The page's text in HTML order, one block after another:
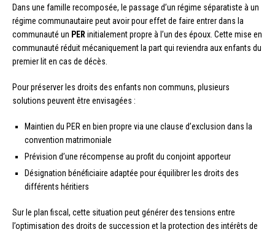
Dans une famille recomposée, le passage d’un régime séparatiste à un
régime communautaire peut avoir pour effet de faire entrer dans la
communauté un PERinitialement propre à l’un des époux. Cette mise en
communauté réduit mécaniquement la part qui reviendra aux enfants du
premier lit en cas de décès.
Pour préserver les droits des enfants non communs, plusieurs
solutions peuvent être envisagées :
Maintien du PER en bien propre via une clause d’exclusion dans la
convention matrimoniale
Prévision d’une récompense au profit du conjoint apporteur
Désignation bénéficiaire adaptée pour équilibrer les droits des
différents héritiers
Sur le plan fiscal, cette situation peut générer des tensions entre
l’optimisation des droits de succession et la protection des intérêts de